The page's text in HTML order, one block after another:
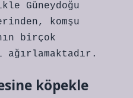
Güneydoğu
komşu
birçok
köpekle